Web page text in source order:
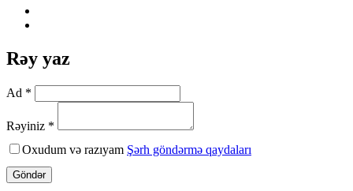
Rəy yaz
Ad *
Rəyiniz *
Oxudum və razıyam Şərh göndərmə qaydaları
Göndər